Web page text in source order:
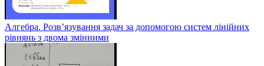
Алгебра. Розв’язування задач за допомогою систем лінійних
рівнянь з двома змінними